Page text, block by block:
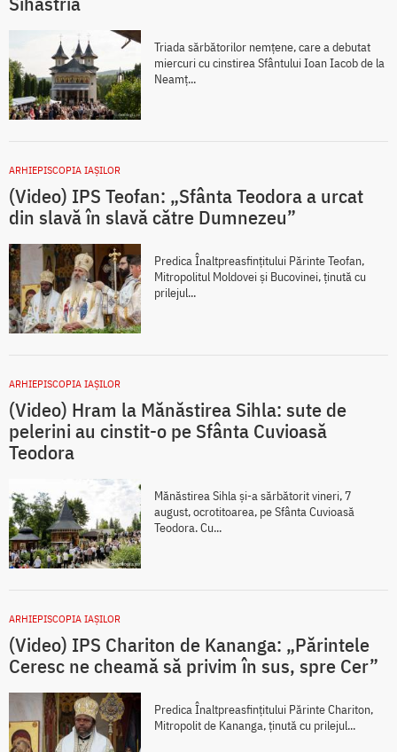
Triada sărbătorilor nemțene, care a debutat
miercuri cu cinstirea Sfântului Ioan Iacob de la
Neamț...
ARHIEPISCOPIA IAŞILOR
(Video) IPS Teofan: „Sfânta Teodora a urcat
din slavă în slavă către Dumnezeu”
Predica Înaltpreasfințitului Părinte Teofan,
Mitropolitul Moldovei și Bucovinei, ținută cu
prilejul...
ARHIEPISCOPIA IAŞILOR
(Video) Hram la Mănăstirea Sihla: sute de
pelerini au cinstit-o pe Sfânta Cuvioasă
Teodora
Mănăstirea Sihla și-a sărbătorit vineri, 7
august, ocrotitoarea, pe Sfânta Cuvioasă
Teodora. Cu...
ARHIEPISCOPIA IAŞILOR
(Video) IPS Chariton de Kananga: „Părintele
Ceresc ne cheamă să privim în sus, spre Cer”
Predica Înaltpreasfințitului Părinte Chariton,
Mitropolit de Kananga, ținută cu prilejul...